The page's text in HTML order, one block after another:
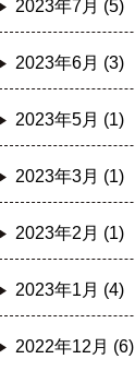
2023年7月 (5)
2023年6月 (3)
2023年5月 (1)
2023年3月 (1)
2023年2月 (1)
2023年1月 (4)
2022年12月 (6)